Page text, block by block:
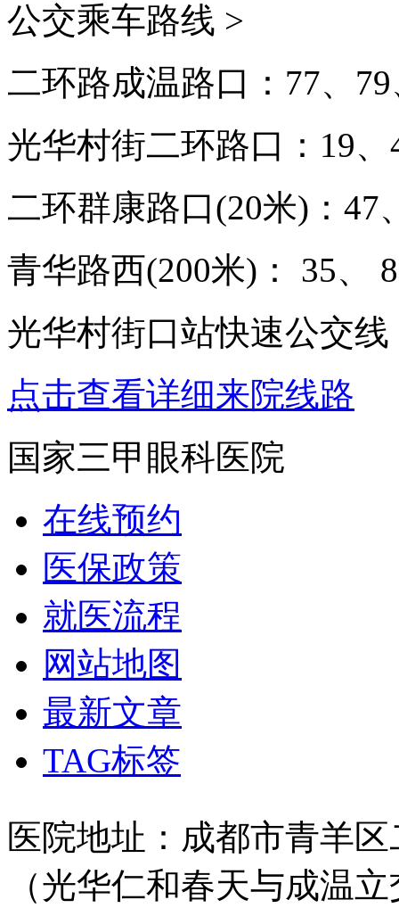
公交乘车路线 >
二环路成温路口：77、
光华村街二环路口：19、
二环群康路口(20米)：47
青华路西(200米)： 35、
光华村街口站快速公交线
点击查看详细来院线路
国家三甲眼科医院
在线预约
医保政策
就医流程
网站地图
最新文章
TAG标签
医院地址：成都市青羊
（光华仁和春天与成温